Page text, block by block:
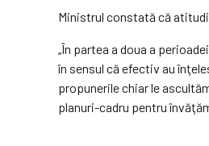
Ministrul constată că
„În partea a doua a
în sensul că efectiv au
propunerile chiar le
planuri-cadru pentru